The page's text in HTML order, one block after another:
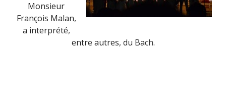
Monsieur
François Malan,
a interprété,
entre autres, du Bach.